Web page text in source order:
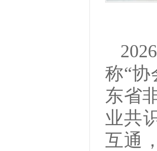
称“协
东省
业共
互通